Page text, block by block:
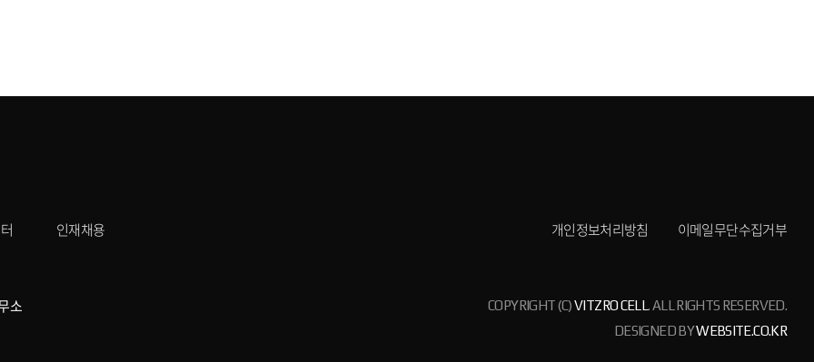
인재채용 개인정보처리방침 이메일무단수집거부
소 COPYRIGHT (C)VITZRO CELL. ALL RIGHTS RESERVED.
DESIGNED BYWEBSITE.CO.KR